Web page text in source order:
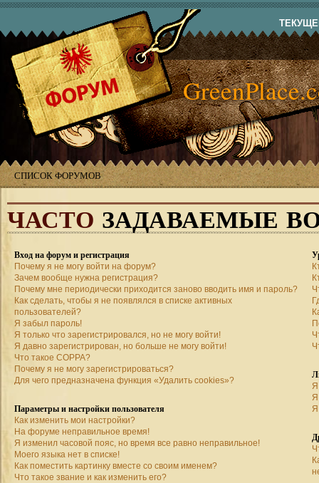
СПИСОК ФОРУМОВ
ЧАСТО ЗАДАВАЕМЫЕ
Вход на форум и регистрация
Почему я не могу войти на форум?
Зачем вообще нужна регистрация?
Почему мне периодически приходится заново вводить имя и пароль?
Как сделать, чтобы я не появлялся в списке активных
пользователей?
Я забыл пароль!
Я только что зарегистрировался, но не могу войти!
Я давно зарегистрирован, но больше не могу войти!
Что такое COPPA?
Почему я не могу зарегистрироваться?
Для чего предназначена функция «Удалить cookies»?
Параметры и настройки пользователя
Как изменить мои настройки?
На форуме неправильное время!
Я изменил часовой пояс, но время все равно неправильное!
Моего языка нет в списке!
Как поместить картинку вместе со своим именем?
Что такое звание и как изменить его?
Я
Я
Я